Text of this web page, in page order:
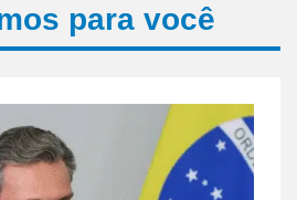
para você